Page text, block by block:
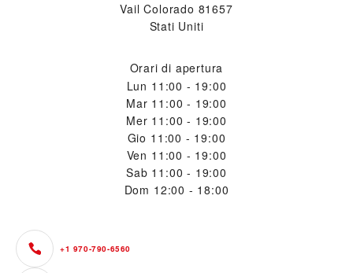
Vail Colorado 81657
Stati Uniti
Orari di apertura
Lun 11:00 - 19:00
Mar 11:00 - 19:00
Mer 11:00 - 19:00
Gio 11:00 - 19:00
Ven 11:00 - 19:00
Sab 11:00 - 19:00
Dom 12:00 - 18:00
+1 970-790-6560